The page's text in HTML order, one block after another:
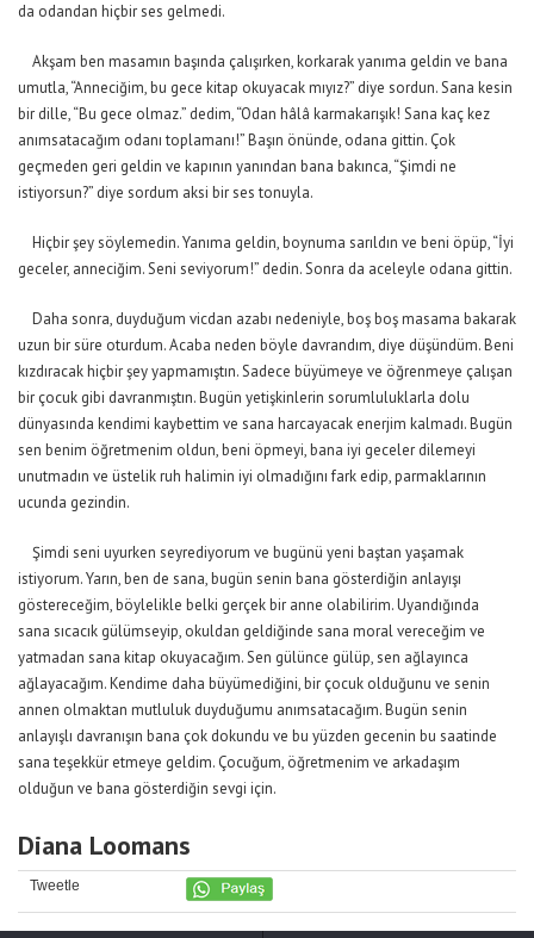
da odandan hiçbir ses gelmedi.
Akşam ben masamın başında çalışırken, korkarak yanıma geldin ve bana
umutla, “Anneciğim, bu gece kitap okuyacak mıyız?” diye sordun. Sana kesin
bir dille, “Bu gece olmaz.” dedim, “Odan hâlâ karmakarışık! Sana kaç kez
anımsatacağım odanı toplamanı!” Başın önünde, odana gittin. Çok
geçmeden geri geldin ve kapının yanından bana bakınca, “Şimdi ne
istiyorsun?” diye sordum aksi bir ses tonuyla.
Hiçbir şey söylemedin. Yanıma geldin, boynuma sarıldın ve beni öpüp, “İyi
geceler, anneciğim. Seni seviyorum!” dedin. Sonra da aceleyle odana gittin.
Daha sonra, duyduğum vicdan azabı nedeniyle, boş boş masama bakarak
uzun bir süre oturdum. Acaba neden böyle davrandım, diye düşündüm. Beni
kızdıracak hiçbir şey yapmamıştın. Sadece büyümeye ve öğrenmeye çalışan
bir çocuk gibi davranmıştın. Bugün yetişkinlerin sorumluluklarla dolu
dünyasında kendimi kaybettim ve sana harcayacak enerjim kalmadı. Bugün
sen benim öğretmenim oldun, beni öpmeyi, bana iyi geceler dilemeyi
unutmadın ve üstelik ruh halimin iyi olmadığını fark edip, parmaklarının
ucunda gezindin.
Şimdi seni uyurken seyrediyorum ve bugünü yeni baştan yaşamak
istiyorum. Yarın, ben de sana, bugün senin bana gösterdiğin anlayışı
göstereceğim, böylelikle belki gerçek bir anne olabilirim. Uyandığında
sana sıcacık gülümseyip, okuldan geldiğinde sana moral vereceğim ve
yatmadan sana kitap okuyacağım. Sen gülünce gülüp, sen ağlayınca
ağlayacağım. Kendime daha büyümediğini, bir çocuk olduğunu ve senin
annen olmaktan mutluluk duyduğumu anımsatacağım. Bugün senin
anlayışlı davranışın bana çok dokundu ve bu yüzden gecenin bu saatinde
sana teşekkür etmeye geldim. Çocuğum, öğretmenim ve arkadaşım
olduğun ve bana gösterdiğin sevgi için.
Diana Loomans
Tweetle